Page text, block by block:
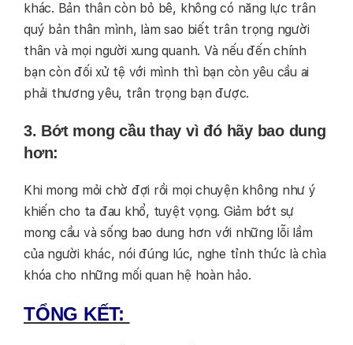
khác. Bản thân còn bỏ bê, không có năng lực trân
quý bản thân mình, làm sao biết trân trọng người
thân và mọi người xung quanh. Và nếu đến chính
bạn còn đối xử tệ với mình thì bạn còn yêu cầu ai
phải thương yêu, trân trọng bạn được.
3. Bớt mong cầu thay vì đó hãy bao dung
hơn:
Khi mong mỏi chờ đợi rồi mọi chuyện không như ý
khiến cho ta đau khổ, tuyệt vọng. Giảm bớt sự
mong cầu và sống bao dung hơn với những lỗi lầm
của người khác, nói đúng lúc, nghe tỉnh thức là chìa
khóa cho những mối quan hệ hoàn hảo.
TỔNG KẾT: